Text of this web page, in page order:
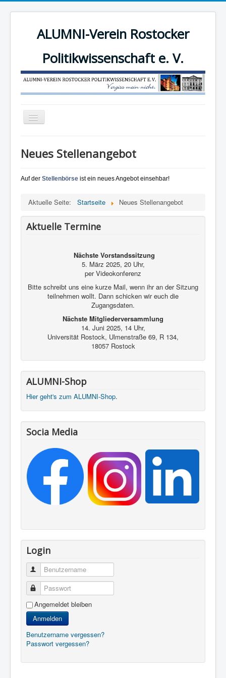
ALUMNI-Verein Rostocker
Politikwissenschaft e. V.
Navigation
Der Verein
Angebote
Kontakt und Impressum
Neues Stellenangebot
Auf der Stellenbörse ist ein neues Angebot einsehbar!
Aktuelle Seite: Startseite Neues Stellenangebot
Aktuelle Termine
Nächste Vorstandssitzung
5. März 2025, 20 Uhr,
per Videokonferenz
Bitte schreibt uns eine kurze Mail, wenn ihr an der Sitzung
teilnehmen wollt. Dann schicken wir euch die
Zugangsdaten.
Nächste Mitgliederversammlung
14. Juni 2025, 14 Uhr,
Universität Rostock, Ulmenstraße 69, R 134,
18057 Rostock
ALUMNI-Shop
Hier geht's zum ALUMNI-Shop.
Socia Media
Login
Benutzername
Passwort
Angemeldet bleiben
Anmelden
Benutzername vergessen?
Passwort vergessen?